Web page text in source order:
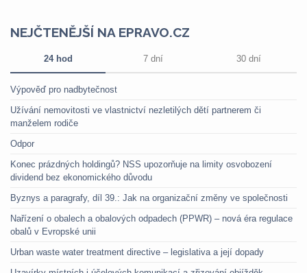
NEJČTENĚJŠÍ NA EPRAVO.CZ
24 hod 7 dní 30 dní
Výpověď pro nadbytečnost
Užívání nemovitosti ve vlastnictví nezletilých dětí partnerem či
manželem rodiče
Odpor
Konec prázdných holdingů? NSS upozorňuje na limity osvobození
dividend bez ekonomického důvodu
Byznys a paragrafy, díl 39.: Jak na organizační změny ve společnosti
Nařízení o obalech a obalových odpadech (PPWR) – nová éra regulace
obalů v Evropské unii
Urban waste water treatment directive – legislativa a její dopady